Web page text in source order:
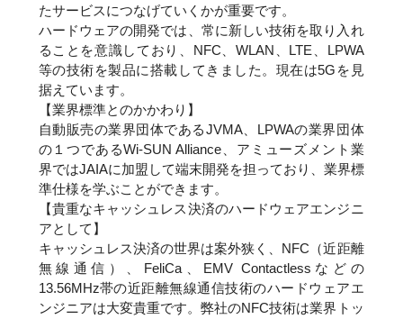
たサービスにつなげていくかが重要です。
ハードウェアの開発では、常に新しい技術を取り入れ
ることを意識しており、NFC、WLAN、LTE、LPWA
等の技術を製品に搭載してきました。現在は5Gを見
据えています。
【業界標準とのかかわり】
自動販売の業界団体であるJVMA、LPWAの業界団体
の１つであるWi-SUN Alliance、アミューズメント業
界ではJAIAに加盟して端末開発を担っており、業界標
準仕様を学ぶことができます。
【貴重なキャッシュレス決済のハードウェアエンジニ
アとして】
キャッシュレス決済の世界は案外狭く、NFC（近距離
無線通信）、FeliCa、EMV Contactlessなどの
13.56MHz帯の近距離無線通信技術のハードウェアエ
ンジニアは大変貴重です。弊社のNFC技術は業界トッ